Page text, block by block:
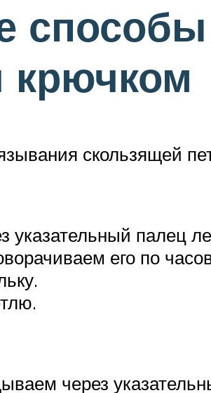
крючком
скользящей
указательный палец
его по
через